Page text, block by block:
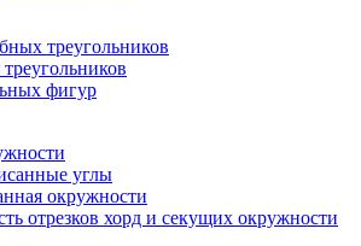
треугольников
фигур
углы
окружности
отрезков хорд и секущих окружности